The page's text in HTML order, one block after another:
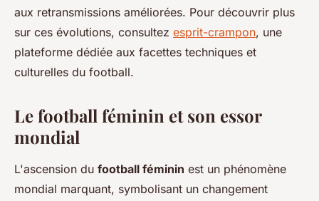
aux retransmissions améliorées. Pour découvrir plus
sur ces évolutions, consultez esprit-crampon, une
plateforme dédiée aux facettes techniques et
culturelles du football.
Le football féminin et son essor
mondial
L'ascension du football féminin est un phénomène
mondial marquant, symbolisant un changement